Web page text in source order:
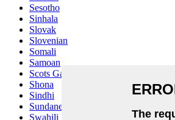
Sesotho
Sinhala
Slovak
Slovenian
Somali
Samoan
Scots Gaelic
Shona
Sindhi
Sundanese
Swahili